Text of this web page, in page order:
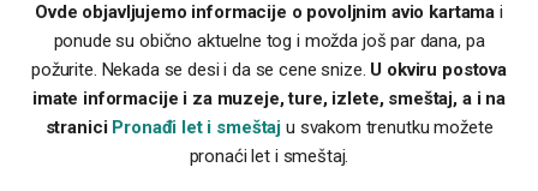
Ovde objavljujemo informacije o povoljnim avio kartama i
ponude su obično aktuelne tog i možda još par dana, pa
požurite. Nekada se desi i da se cene snize. U okviru postova
imate informacije i za muzeje, ture, izlete, smeštaj, a i na
stranici Pronađi let i smeštaj u svakom trenutku možete
pronaći let i smeštaj.